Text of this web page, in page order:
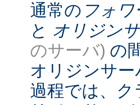
通常の フォ
と オリジン
のサーバ) の
オリジンサ
過程では、